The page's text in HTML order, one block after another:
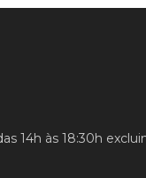
14h às 18:30h